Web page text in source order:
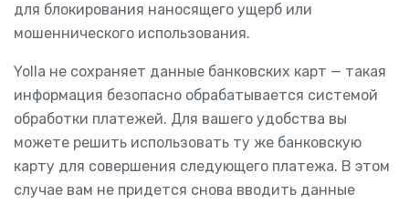
для блокирования наносящего ущерб или
мошеннического использования.
Yolla не сохраняет данные банковских карт — такая
информация безопасно обрабатывается системой
обработки платежей. Для вашего удобства вы
можете решить использовать ту же банковскую
карту для совершения следующего платежа. В этом
случае вам не придется снова вводить данные